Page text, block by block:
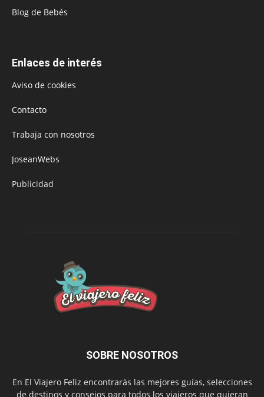
Blog de Bebés
Enlaces de interés
Aviso de cookies
Contacto
Trabaja con nosotros
JoseanWebs
Publicidad
SOBRE NOSOTROS
En El Viajero Feliz encontrarás las mejores guías, selecciones
de destinos y consejos para todos los viajeros que quieran